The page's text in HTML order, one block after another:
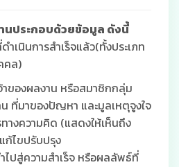
นประกอบด้วยข้อมูล ดังนี้
ำเนินการสำเร็จแล้ว(ทั้งประเภท
คล)
าของผลงาน หรือสมาชิกกลุ่ม
น ที่มาของปัญหา และมูลเหตุจูงใจ
ทางความคิด (แสดงให้เห็นถึง
ก้ไขปรับปรุง
ไปสู่ความสำเร็จ หรือผลลัพธ์ที่